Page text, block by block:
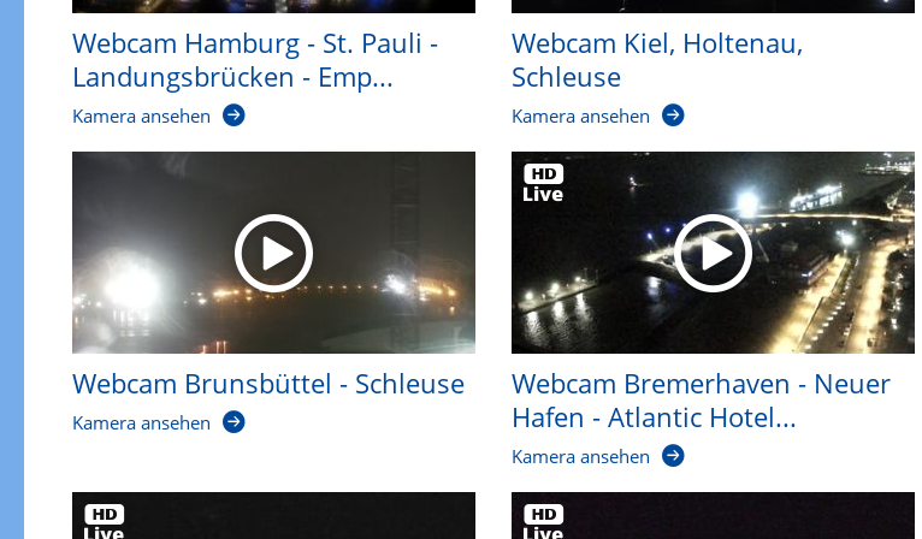
Webcam Hamburg - St. Pauli -
Landungsbrücken - Emp...
Kamera ansehen
Webcam Kiel, Holtenau,
Schleuse
Kamera ansehen
Webcam Brunsbüttel - Schleuse
Kamera ansehen
Webcam Bremerhaven - Neuer
Hafen - Atlantic Hotel...
Kamera ansehen